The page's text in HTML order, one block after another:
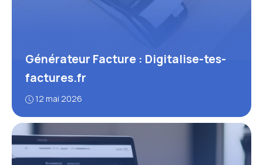
Générateur Facture : Digitalise-tes-
factures.fr
12 mai 2026